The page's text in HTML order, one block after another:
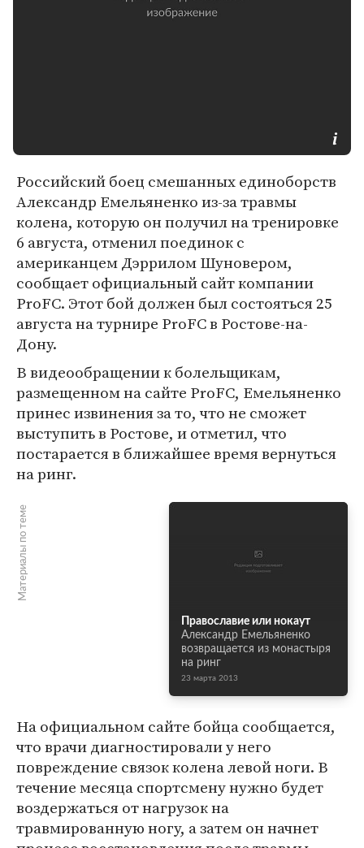
Российский боец смешанных единоборств
Александр Емельяненко из-за травмы
колена, которую он получил на тренировке
6 августа, отменил поединок с
американцем Дэррилом Шуновером,
сообщает официальный сайт компании
ProFC. Этот бой должен был состояться 25
августа на турнире ProFC в Ростове-на-
Дону.
В видеообращении к болельщикам,
размещенном на сайте ProFC, Емельяненко
принес извинения за то, что не сможет
выступить в Ростове, и отметил, что
постарается в ближайшее время вернуться
на ринг.
Материалы по теме
Православие или нокаут
Александр Емельяненко
возвращается из монастыря
на ринг
23 марта 2013
На официальном сайте бойца сообщается,
что врачи диагностировали у него
повреждение связок колена левой ноги. В
течение месяца спортсмену нужно будет
воздержаться от нагрузок на
травмированную ногу, а затем он начнет